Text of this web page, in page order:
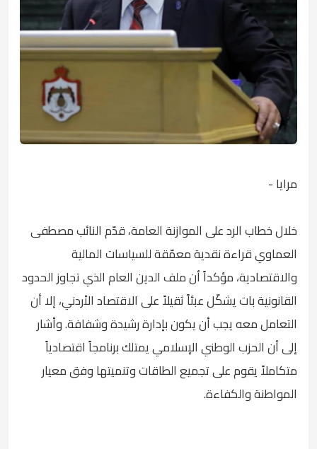
مرايا -
خلال خطاب الرد على الموازنة العامة، قدّم النائب مصطفى
العماوي قراءة نقدية معمّقة للسياسات المالية
والاقتصادية، مؤكداً أن ملف الدين العام الذي تجاوز الحدود
القانونية بات يشكّل عبئاً ثقيلاً على الاقتصاد الأردني، إلا أن
التعامل معه يجب أن يكون بإدارة رشيدة وشفافة. وأشار
إلى أن الحزب الوطني الإسلامي يمتلك برنامجاً اقتصادياً
متكاملاً يقوم على تجميع الطاقات وتنميتها وفق معيار
المواطنة والكفاءة.